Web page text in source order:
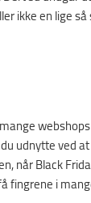
ikke en lige
udnytte ved
når Black
fingrene i